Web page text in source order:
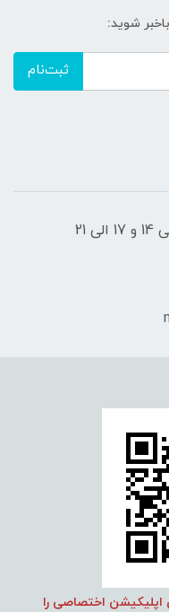
شوید:
ثبت‌نام
شنبه تا پنج شنبه از ساعت 9 صبح الی 14 و 17 الی 21
اپلیکیشن اختصاصی را